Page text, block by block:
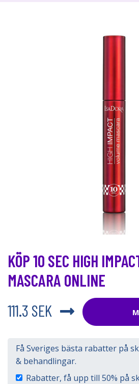
KÖP 10 SEC HIGH
MASCARA ONLINE
111.3 SEK
Få Sveriges bästa rabatter på
& behandlingar.
Rabatter, få upp till 50% på